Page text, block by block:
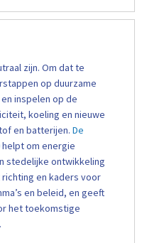
zijn. Om dat te
op duurzame
inspelen op de
koeling en nieuwe
en batterijen. De
helpt om energie
stedelijke ontwikkeling
en kaders voor
en beleid, en geeft
het toekomstige